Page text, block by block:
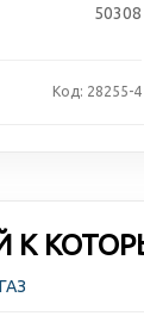
50308
Код: 28255-4
К